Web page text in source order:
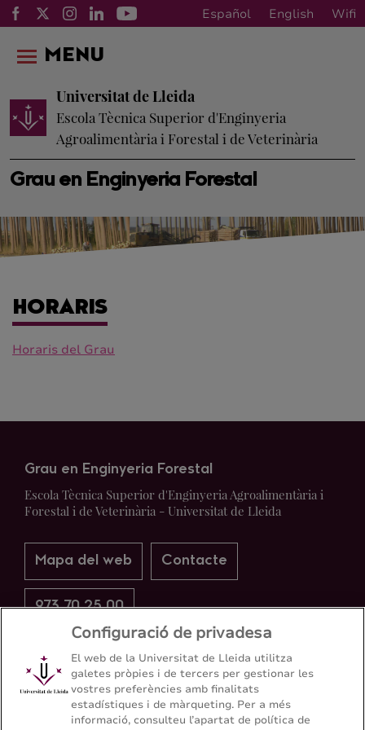
Español English Wifi
Grau en Enginyeria Forestal
Universitat de Lleida
Escola Tècnica Superior d'Enginyeria
Agroalimentària i Forestal i de Veterinària
MENU
HORARIS
Horaris del Grau
Grau en Enginyeria Forestal
Escola Tècnica Superior d'Enginyeria Agroalimentària i
Forestal i de Veterinària - Universitat de Lleida
Mapa del web Contacte
973 70 25 00
Configuració de privadesa
El web de la Universitat de Lleida utilitza
galetes pròpies i de tercers per gestionar les
vostres preferències amb finalitats
estadístiques i de màrqueting. Per a més
informació, consulteu l’apartat de política de